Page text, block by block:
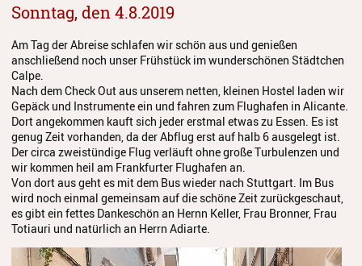
Sonntag, den 4.8.2019
Am Tag der Abreise schlafen wir schön aus und genießen
anschließend noch unser Frühstück im wunderschönen Städtchen
Calpe.
Nach dem Check Out aus unserem netten, kleinen Hostel laden wir
Gepäck und Instrumente ein und fahren zum Flughafen in Alicante.
Dort angekommen kauft sich jeder erstmal etwas zu Essen. Es ist
genug Zeit vorhanden, da der Abflug erst auf halb 6 ausgelegt ist.
Der circa zweistündige Flug verläuft ohne große Turbulenzen und
wir kommen heil am Frankfurter Flughafen an.
Von dort aus geht es mit dem Bus wieder nach Stuttgart. Im Bus
wird noch einmal gemeinsam auf die schöne Zeit zurückgeschaut,
es gibt ein fettes Dankeschön an Hernn Keller, Frau Bronner, Frau
Totiauri und natürlich an Herrn Adiarte.